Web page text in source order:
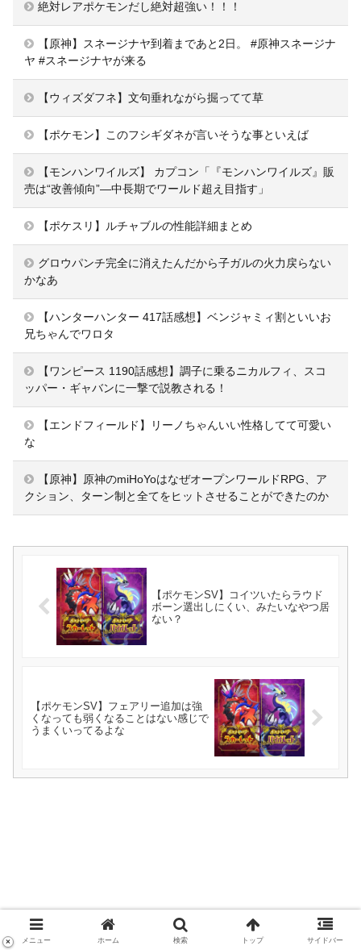
絶対レアポケモンだし絶対超強い！！！
【原神】スネージナヤ到着まであと2日。 #原神スネージナ
ヤ #スネージナヤが来る
【ウィズダフネ】文句垂れながら掘ってて草
【ポケモン】このフシギダネが言いそうな事といえば
【モンハンワイルズ】 カプコン「『モンハンワイルズ』販
売は“改善傾向”―中長期でワールド超え目指す」
【ポケスリ】ルチャブルの性能詳細まとめ
グロウパンチ完全に消えたんだから子ガルの火力戻らない
かなあ
【ハンターハンター 417話感想】ベンジャミィ割といいお
兄ちゃんでワロタ
【ワンピース 1190話感想】調子に乗るニカルフィ、スコ
ッパー・ギャバンに一撃で説教される！
【エンドフィールド】リーノちゃんいい性格してて可愛い
な
【原神】原神のmiHoYoはなぜオープンワールドRPG、ア
クション、ターン制と全てをヒットさせることができたのか
【ポケモンSV】コイツいたらラウド
ボーン選出しにくい、みたいなやつ居
ない？
【ポケモンSV】フェアリー追加は強
くなっても弱くなることはない感じで
うまくいってるよな
メニュー ホーム 検索 トップ サイドバー
×